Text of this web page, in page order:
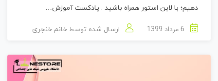
دهیم؛ با لاین استور همراه باشید . پادکست آموزش…
ارسال شده توسط خانم خنجری